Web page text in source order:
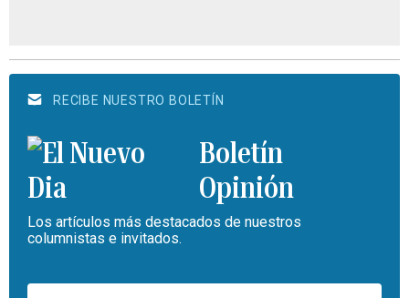
RECIBE NUESTRO BOLETÍN
Boletín
Opinión
Los artículos más destacados de nuestros
columnistas e invitados.